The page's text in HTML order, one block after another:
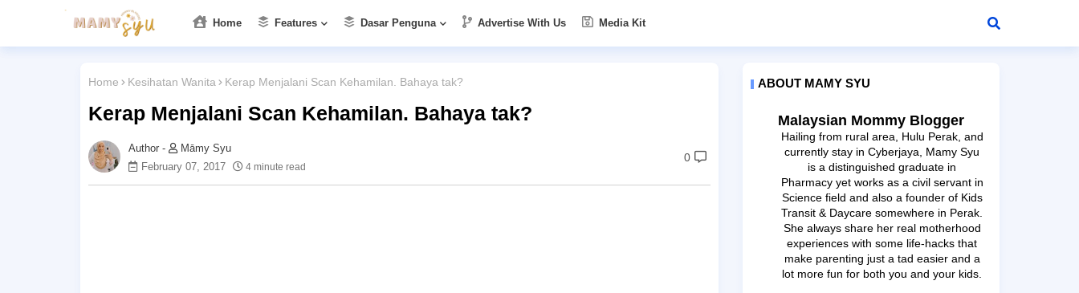
Home Features Dasar Penguna Advertise With Us Media Kit
Home Kesihatan Wanita Kerap Menjalani Scan Kehamilan. Bahaya tak?
Kerap Menjalani Scan Kehamilan. Bahaya tak?
Māmy Syu
February 07, 2017
4 minute read
0
ABOUT MAMY SYU
Malaysian Mommy Blogger
Hailing from rural area, Hulu Perak, and
currently stay in Cyberjaya, Mamy Syu
is a distinguished graduate in
Pharmacy yet works as a civil servant in
Science field and also a founder of Kids
Transit & Daycare somewhere in Perak.
She always share her real motherhood
experiences with some life-hacks that
make parenting just a tad easier and a
lot more fun for both you and your kids.